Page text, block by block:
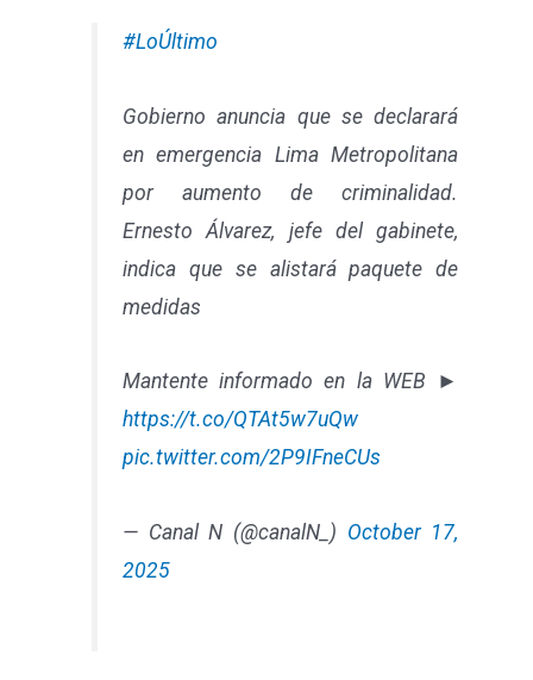
#LoÚltimo
Gobierno anuncia que se declarará
en emergencia Lima Metropolitana
por aumento de criminalidad.
Ernesto Álvarez, jefe del gabinete,
indica que se alistará paquete de
medidas
Mantente informado en la WEB ►
https://t.co/QTAt5w7uQw
pic.twitter.com/2P9IFneCUs
— Canal N (@canalN_) October 17,
2025